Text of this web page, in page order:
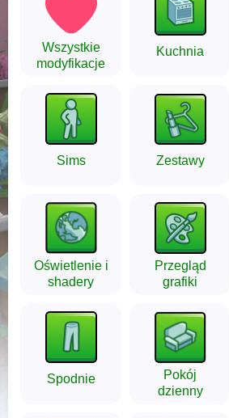
Wszystkie
modyfikacje
Kuchnia
Sims Zestawy
Oświetlenie i
shadery
Przegląd
grafiki
Spodnie
Pokój
dzienny